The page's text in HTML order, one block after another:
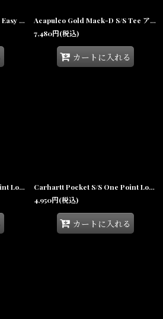
Acapulco Gold Pimpin' Ain't Easy S/S Tee White アカプルコゴールド ピンプ 半袖 Tシャツ バラ グラフィック 沖縄 ストリートファッション
Acapulco Gold Mack-D S/S Tee アカプルコゴールド マックD 半袖 Tシャツ 沖縄 ストリートファッション
7,480円(税込)
カートに入れる
Carhartt Pocket S/S One Point Loose Fit Heavyweight Tee Desert ポケット ワンポイント ロゴ ルーズフィット ヘビーウェイト 半袖Tシャツ K87
Carhartt Pocket S/S One Point Loose Fit Heavyweight Tee Black ポケット ワンポイント ロゴ ルーズフィット ヘビーウェイト 半袖Tシャツ K87
4,950円(税込)
カートに入れる